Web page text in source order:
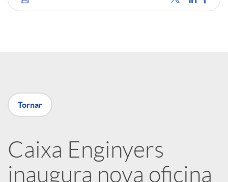
C
p
a
r
Tornar
Caixa Enginyers
inaugura nova oficina